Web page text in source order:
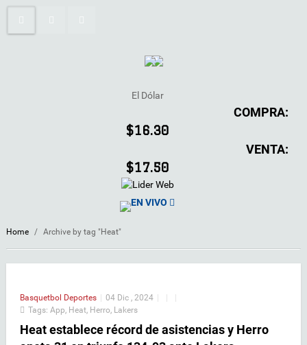
El Dólar
COMPRA:
$16.30
VENTA:
$17.50
EN VIVO
Home / Archive by tag "Heat"
Basquetbol Deportes | 04 Dic , 2024 | |
|
Tags: App Heat Herro Lakers
Heat establece récord de asistencias y Herro